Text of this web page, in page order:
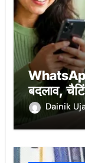
बदलाव,
Dainik